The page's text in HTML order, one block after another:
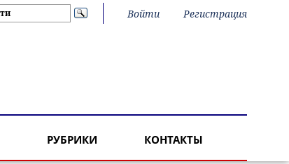
Войти Регистрация
РУБРИКИ КОНТАКТЫ